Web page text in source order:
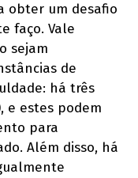
obter um desafio
faço. Vale
sejam
de
há três
e estes podem
para
Além disso, há